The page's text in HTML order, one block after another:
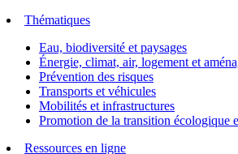
Thématiques
Eau, biodiversité et paysages
Énergie, climat, air, logement et
Prévention des risques
Transports et véhicules
Mobilités et infrastructures
Promotion de la transition écologique
Ressources en ligne